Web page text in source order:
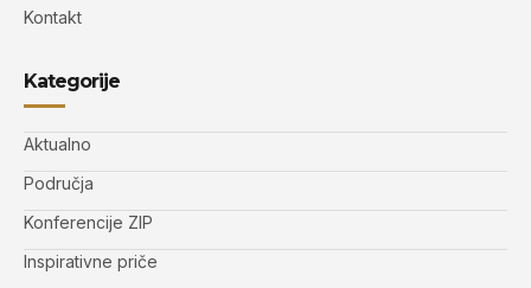
Kontakt
Kategorije
Aktualno
Područja
Konferencije ZIP
Inspirativne priče